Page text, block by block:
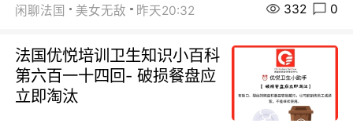
闲聊法国 美女无敌 昨天20:32 332 0
法国优悦培训卫生知识小百科
第六百一十四回- 破损餐盘应
立即淘汰